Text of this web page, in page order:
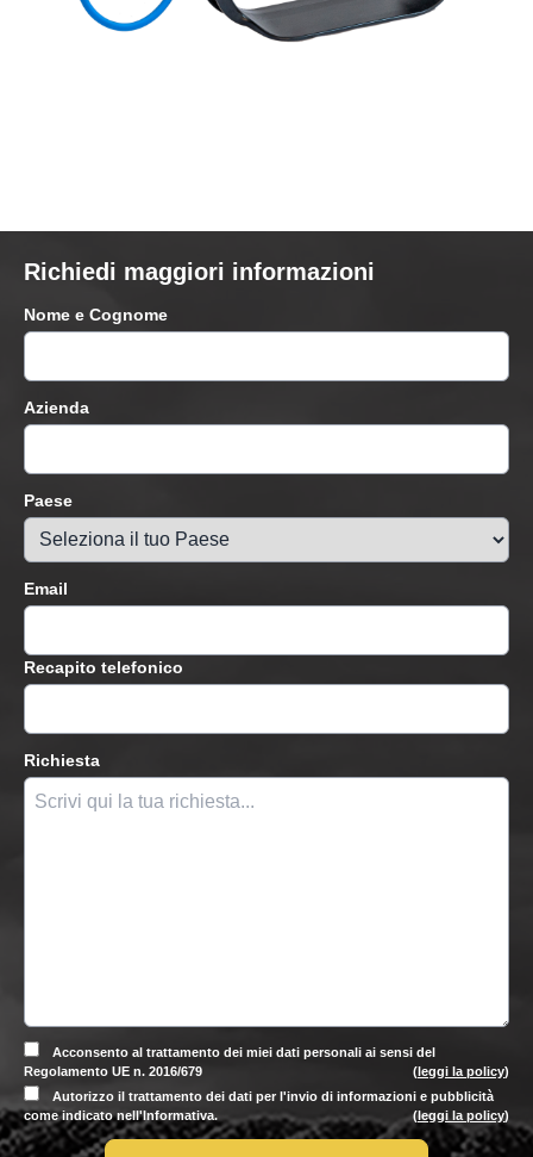
Richiedi maggiori informazioni
Nome e Cognome
Azienda
Paese
Email
Recapito telefonico
Richiesta
Acconsento al trattamento dei miei dati personali ai sensi del
Regolamento UE n. 2016/679
(leggi la policy)
Autorizzo il trattamento dei dati per l'invio di informazioni e pubblicità
come indicato nell'Informativa.
(leggi la policy)